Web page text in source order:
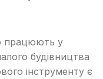
працюють у
будівництва
інструменту є